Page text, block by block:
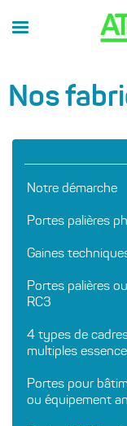
Nos
Notre démarche
Portes palières
Gaines
Portes palières
RC3
4 types de
multiples
Portes pour
ou équipement